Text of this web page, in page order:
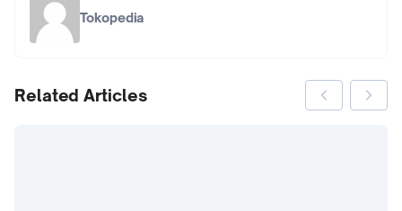
Tokopedia
Related Articles